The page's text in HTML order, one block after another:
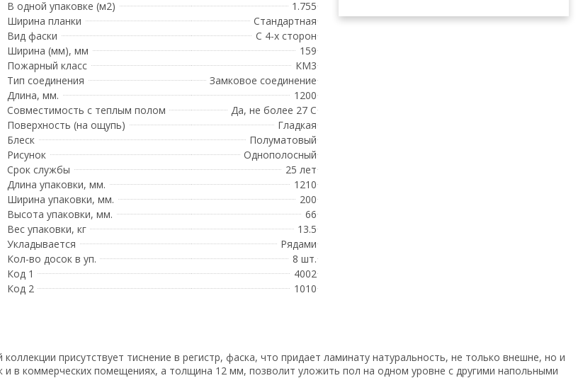
В одной упаковке (м2)
1.755
Ширина планки
Стандартная
Вид фаски
С 4-х сторон
Ширина (мм), мм
159
Пожарный класс
КМ3
Тип соединения
Замковое соединение
Длина, мм.
1200
Совместимость с теплым полом
Да, не более 27 С
Поверхность (на ощупь)
Гладкая
Блеск
Полуматовый
Рисунок
Однополосный
Срок службы
25 лет
Длина упаковки, мм.
1210
Ширина упаковки, мм.
200
Высота упаковки, мм.
66
Вес упаковки, кг
13.5
Укладывается
Рядами
Кол-во досок в уп.
8 шт.
Код 1
4002
Код 2
1010
присутствует тиснение в регистр, фаска, что придает ламинату натуральность, не только внешне, но и
в коммерческих помещениях, а толщина 12 мм, позволит уложить пол на одном уровне с другими напольными